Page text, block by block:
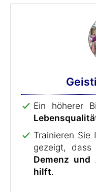
Ein höherer
Trainieren Sie
gezeigt, dass
Demenz und
hilft.